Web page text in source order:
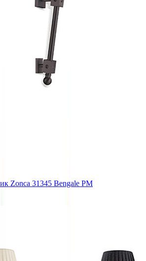
Zonca 31345 Bengale PM